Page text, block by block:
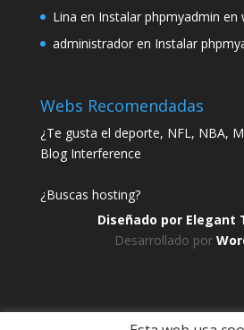
Lina en Instalar phpmyadmin en
administradoren Instalar
Webs Recomendadas
¿Te gusta el deporte, NFL, NBA,
Blog Interference
¿Buscas hosting?
Diseñado por Elegant
Desarrollado por